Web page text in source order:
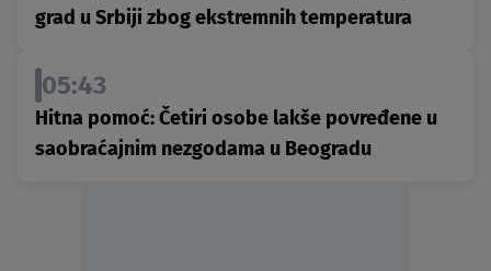
grad u Srbiji zbog ekstremnih temperatura
05:43
Hitna pomoć: Četiri osobe lakše povređene u
saobraćajnim nezgodama u Beogradu